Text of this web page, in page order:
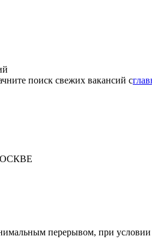
поиск свежих вакансий с
перерывом, при